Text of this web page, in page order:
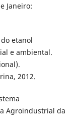
Janeiro:
do etanol
e ambiental.
2012.
Agroindustrial da